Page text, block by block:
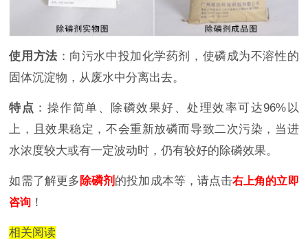
使用方法 ：向污水中投加化学药剂，使磷成为不溶性的
固体沉淀物，从废水中分离出去。
特点 ：操作简单、除磷效果好、处理效率可达96%以
上，且效果稳定，不会重新放磷而导致二次污染，当进
水浓度较大或有一定波动时，仍有较好的除磷效果。
如需了解更多 除磷剂 的投加成本等，请点击右上角的立即
咨询 ！
相关阅读